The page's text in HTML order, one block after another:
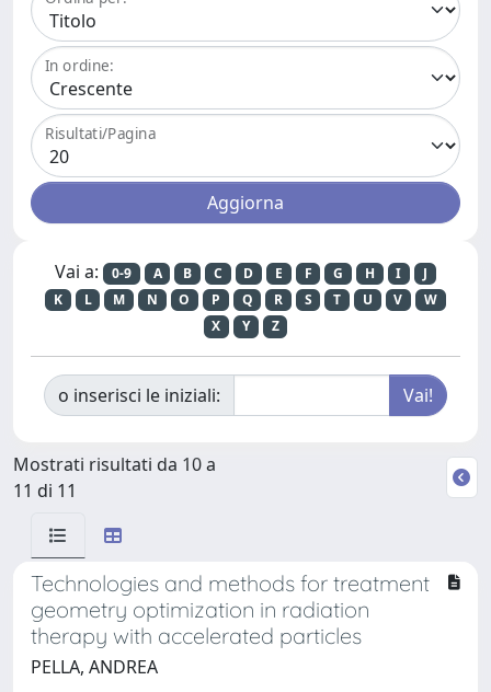
In ordine:
Risultati/Pagina
Vai a: 0-9 A B C D E F G H I
J
K
L M N O P Q R S T U V
W
X
Y Z
o inserisci le iniziali:
Mostrati risultati da 10 a
11 di 11
Technologies and methods for treatment
geometry optimization in radiation
therapy with accelerated particles
PELLA, ANDREA